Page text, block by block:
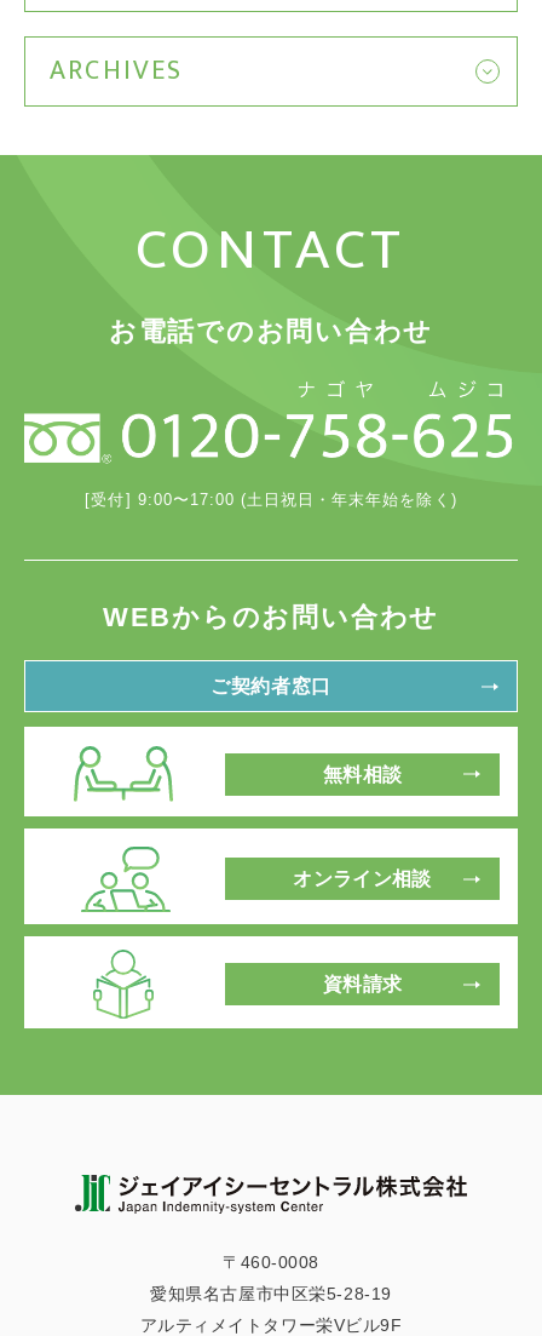
ARCHIVES
CONTACT
お電話でのお問い合わせ
[受付] 9:00〜17:00 (土日祝日・年末年始を除く)
WEBからのお問い合わせ
ご契約者窓口
無料相談
オンライン相談
資料請求
〒460-0008
愛知県名古屋市中区栄5-28-19
アルティメイトタワー栄Vビル9F